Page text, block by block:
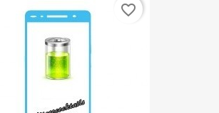
favorite_border